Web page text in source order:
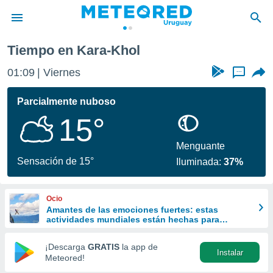
de
ha
que se
calidad.
a este
las
y
forma
digital
basada
Tiempo en Kara-Khol
01:09 Viernes ...
Parcialmente nuboso
15°
Sensación de 15°
Menguante
Iluminada:37%
Ocio
Amantes de las emociones fuertes: estas
actividades mundiales están hechas para
¡Descarga GRATIS la app de
Meteored!
Instalar